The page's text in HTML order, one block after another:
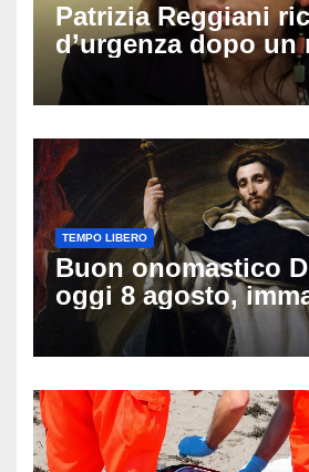
Patrizia Reggiani
d’urgenza dopo un
vacanza: come sta
Lady Gucci
TEMPO LIBERO
Buon onomastico
oggi 8 agosto,
auguri da